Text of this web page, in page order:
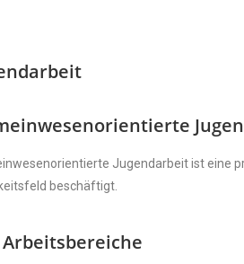
Jugendarbeit ist eine
beschäftigt.
Arbeitsbereiche